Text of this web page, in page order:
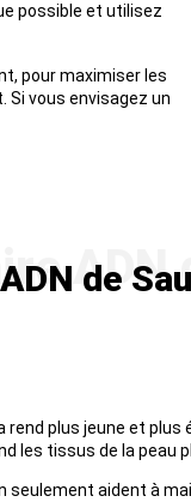
possible et utilisez
pour maximiser les
vous envisagez un
de
rend plus jeune et
les tissus de la peau
aident à